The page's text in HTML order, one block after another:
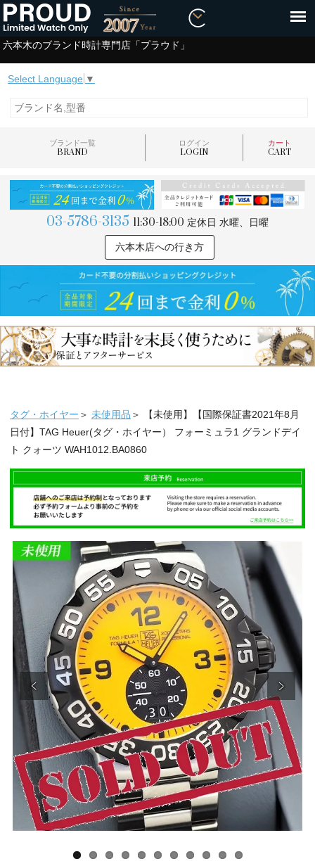
六本木のブランド時計専門店「プラウド」
Select Language ▼
ブランド一覧
BRAND
ログイン
LOGIN
カート
CART
03-5786-3135 11:30-18:00 定休日 水曜、日曜
六本木店への行き方
タグ・ホイヤー ＞ 未使用品 ＞ 【未使用】【国際保証書2021年8月
日付】TAG Heuer(タグ・ホイヤー） フォーミュラ1 グランドデイ
ト クォーツ WAH1012.BA0860